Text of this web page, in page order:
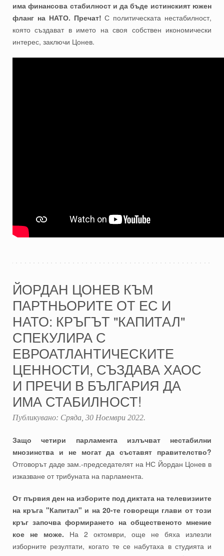
има финансова стабилност и да бъде истинският южен
фланг на НАТО. Пречат! С политическата нестабилност,
която създават в името на своя собствен икономически
интерес, заключи Цонев.
ЙОРДАН ЦОНЕВ КЪМ
ПАРТНЬОРИТЕ ОТ ЕС И
НАТО: КРЪГЪТ "КАПИТАЛ"
СПЕКУЛИРА С
ЕВРОАТЛАНТИЧЕСКИТЕ
ЦЕННОСТИ, СЪЗДАВА ХАОС
И ПРЕЧИ В БЪЛГАРИЯ ДА
ИМА СТАБИЛНОСТ!
Публикувано: Сряда, 30 Ноември 2022.
Защо четири парламента излъчват нестабилни
мнозинства и не могат да съставят правителство?
Отговорът даде зам.-председателят на НС Йордан Цонев в
изказване от трибуната на парламента.
От първия ден на изборите под диктата на телевизиите
на кръга "Капитал" и на 20-те говорещи глави от този
кръг започва формирането на общественото мнение
кое не може. На 2 октомври, още не бяха излезли
изборните резултати, когато те се набутаха в студията и